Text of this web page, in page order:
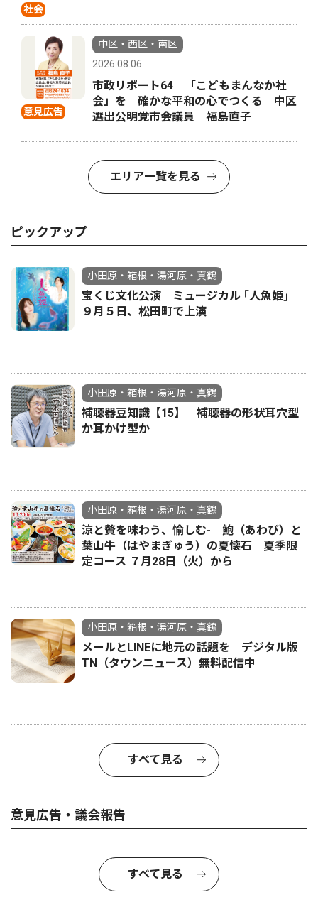
社会
意見広告
中区・西区・南区
2026.08.06
市政リポート64 「こどもまんなか社
会」を 確かな平和の心でつくる 中区
選出公明党市会議員 福島直子
エリア一覧を見る
ピックアップ
小田原・箱根・湯河原・真鶴
宝くじ文化公演 ミュージカル ｢人魚姫｣
９月５日、松田町で上演
小田原・箱根・湯河原・真鶴
補聴器豆知識【15】 補聴器の形状耳穴型
か耳かけ型か
小田原・箱根・湯河原・真鶴
涼と贅を味わう、愉しむ- 鮑（あわび）と
葉山牛（はやまぎゅう）の夏懐石 夏季限
定コース ７月28日（火）から
小田原・箱根・湯河原・真鶴
メールとLINEに地元の話題を デジタル版
TN（タウンニュース）無料配信中
すべて見る
意見広告・議会報告
すべて見る